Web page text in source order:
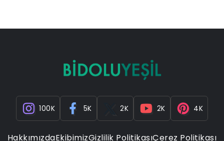
100K 5K 2K 2K 4K
HakkımızdaEkibimizGizlilik PolitikasıÇerez Politikası